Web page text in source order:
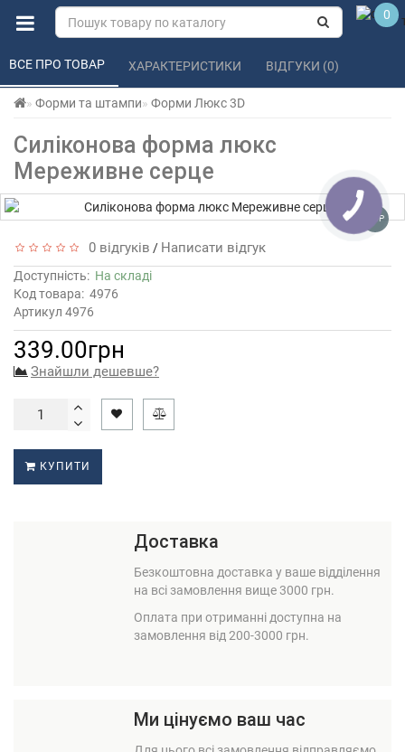
0
Форми та штампи Форми Люкс 3D
Силіконова форма люкс
Мереживне серце
ВСЕ ПРО ТОВАР ХАРАКТЕРИСТИКИ ВІДГУКИ (0)
TOP
0 відгуків / Написати відгук
Доступність: На складі
Код товара: 4976
Артикул 4976
339.00грн
Знайшли дешевше?
КУПИТИ
Доставка
Безкоштовна доставка у ваше відділення
на всі замовлення вище 3000 грн.
Оплата при отриманні доступна на
замовлення від 200-3000 грн.
Ми цінуємо ваш час